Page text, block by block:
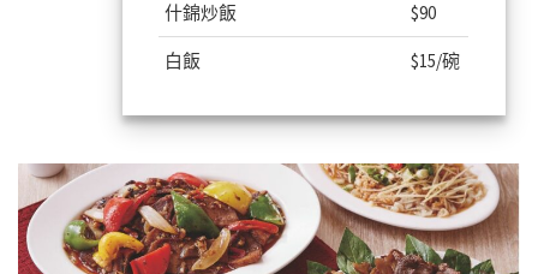
什錦炒飯 $90
白飯 $15/碗